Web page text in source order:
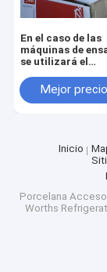
En el caso de las
máquinas de
se utilizará el
la máquina de
ensayo.
Mejor precio
Inicio
Porcelana
Worths